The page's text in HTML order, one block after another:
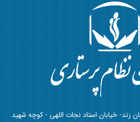
زند- خیابان استاد نجات اللهی - کوچه شهید